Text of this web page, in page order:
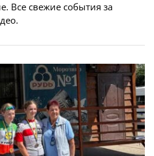
Все свежие события за